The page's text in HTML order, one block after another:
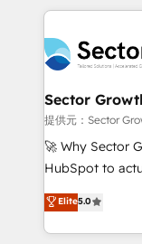
empresas em
a maior
líder no
HubSpot.
integrations,
businesses. Our teams are based in North America
and APAC. We are HubSpot's top-ranked Advanced
Implementation
to their advisory council. We
with good
brands. You
Sector
提供元：Sector
🚀 Why Sector
HubSpot to
HubSpot
automation, and
Technical
Elite5.0